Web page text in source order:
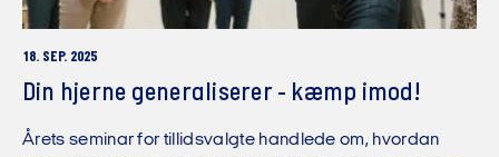
18. SEP. 2025
Din hjerne generaliserer - kæmp imod!
Årets seminar for tillidsvalgte handlede om, hvordan